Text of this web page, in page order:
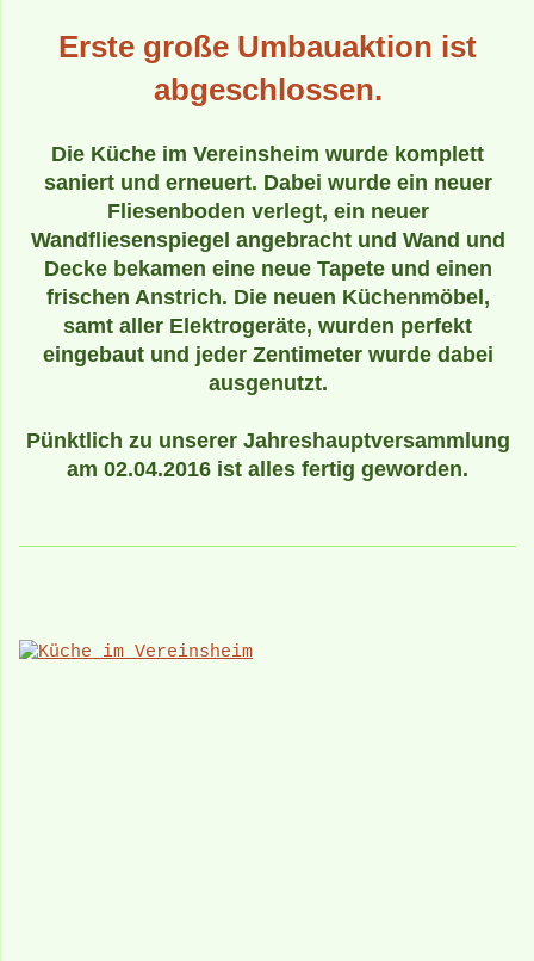
Erste große Umbauaktion ist
abgeschlossen.
Die Küche im Vereinsheim wurde komplett
saniert und erneuert. Dabei wurde ein neuer
Fliesenboden verlegt, ein neuer
Wandfliesenspiegel angebracht und Wand und
Decke bekamen eine neue Tapete und einen
frischen Anstrich. Die neuen Küchenmöbel,
samt aller Elektrogeräte, wurden perfekt
eingebaut und jeder Zentimeter wurde dabei
ausgenutzt.
Pünktlich zu unserer Jahreshauptversammlung
am 02.04.2016 ist alles fertig geworden.